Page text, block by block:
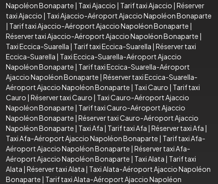
Napoléon Bonaparte | Taxi Ajaccio | Tarif taxi Ajaccio | Réserver
taxi Ajaccio | Taxi Ajaccio-Aéroport Ajaccio Napoléon Bonaparte
| Tarif taxi Ajaccio-Aéroport Ajaccio Napoléon Bonaparte |
Réserver taxi Ajaccio-Aéroport Ajaccio Napoléon Bonaparte |
Taxi Eccica-Suarella | Tarif taxi Eccica-Suarella | Réserver taxi
Eccica-Suarella | Taxi Eccica-Suarella-Aéroport Ajaccio
Napoléon Bonaparte | Tarif taxi Eccica-Suarella-Aéroport
Ajaccio Napoléon Bonaparte | Réserver taxi Eccica-Suarella-
Aéroport Ajaccio Napoléon Bonaparte | Taxi Cauro | Tarif taxi
Cauro | Réserver taxi Cauro | Taxi Cauro-Aéroport Ajaccio
Napoléon Bonaparte | Tarif taxi Cauro-Aéroport Ajaccio
Napoléon Bonaparte | Réserver taxi Cauro-Aéroport Ajaccio
Napoléon Bonaparte | Taxi Afa | Tarif taxi Afa | Réserver taxi Afa |
Taxi Afa-Aéroport Ajaccio Napoléon Bonaparte | Tarif taxi Afa-
Aéroport Ajaccio Napoléon Bonaparte | Réserver taxi Afa-
Aéroport Ajaccio Napoléon Bonaparte | Taxi Alata | Tarif taxi
Alata | Réserver taxi Alata | Taxi Alata-Aéroport Ajaccio Napoléon
Bonaparte | Tarif taxi Alata-Aéroport Ajaccio Napoléon